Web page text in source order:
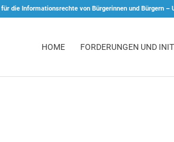
die Informationsrechte von Bürgerinnen und Bürgern –
HOME FORDERUNGEN UND